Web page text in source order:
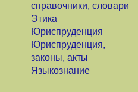
справочники, словари
Этика
Юриспруденция
Юриспруденция,
законы, акты
Языкознание